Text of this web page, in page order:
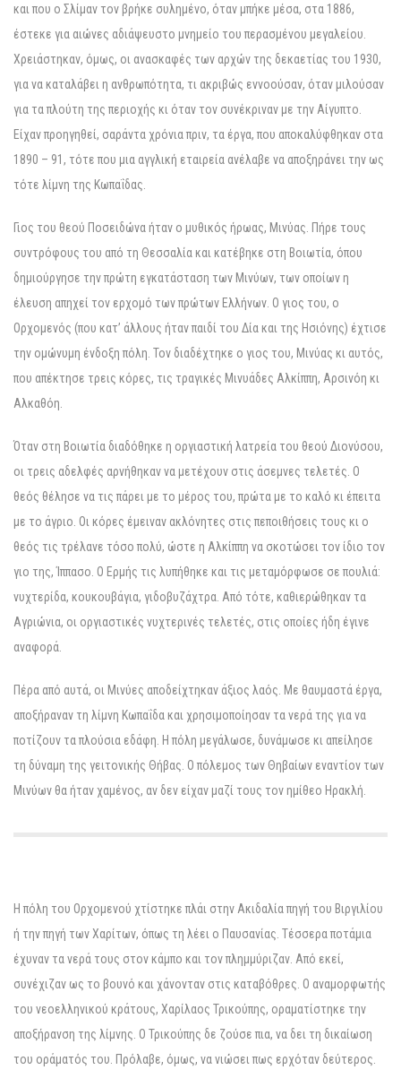
και που ο Σλίμαν τον βρήκε συλημένο, όταν μπήκε μέσα, στα 1886,
έστεκε για αιώνες αδιάψευστο μνημείο του περασμένου μεγαλείου.
Χρειάστηκαν, όμως, οι ανασκαφές των αρχών της δεκαετίας του 1930,
για να καταλάβει η ανθρωπότητα, τι ακριβώς εννοούσαν, όταν μιλούσαν
για τα πλούτη της περιοχής κι όταν τον συνέκριναν με την Αίγυπτο.
Είχαν προηγηθεί, σαράντα χρόνια πριν, τα έργα, που αποκαλύφθηκαν στα
1890 – 91, τότε που μια αγγλική εταιρεία ανέλαβε να αποξηράνει την ως
τότε λίμνη της Κωπαΐδας.
Γιος του θεού Ποσειδώνα ήταν ο μυθικός ήρωας, Μινύας. Πήρε τους
συντρόφους του από τη Θεσσαλία και κατέβηκε στη Βοιωτία, όπου
δημιούργησε την πρώτη εγκατάσταση των Μινύων, των οποίων η
έλευση απηχεί τον ερχομό των πρώτων Ελλήνων. Ο γιος του, ο
Ορχομενός (που κατ’ άλλους ήταν παιδί του Δία και της Ησιόνης) έχτισε
την ομώνυμη ένδοξη πόλη. Τον διαδέχτηκε ο γιος του, Μινύας κι αυτός,
που απέκτησε τρεις κόρες, τις τραγικές Μινυάδες Αλκίππη, Αρσινόη κι
Αλκαθόη.
Όταν στη Βοιωτία διαδόθηκε η οργιαστική λατρεία του θεού Διονύσου,
οι τρεις αδελφές αρνήθηκαν να μετέχουν στις άσεμνες τελετές. Ο
θεός θέλησε να τις πάρει με το μέρος του, πρώτα με το καλό κι έπειτα
με το άγριο. Οι κόρες έμειναν ακλόνητες στις πεποιθήσεις τους κι ο
θεός τις τρέλανε τόσο πολύ, ώστε η Αλκίππη να σκοτώσει τον ίδιο τον
γιο της, Ίππασο. Ο Ερμής τις λυπήθηκε και τις μεταμόρφωσε σε πουλιά:
νυχτερίδα, κουκουβάγια, γιδοβυζάχτρα. Από τότε, καθιερώθηκαν τα
Αγριώνια, οι οργιαστικές νυχτερινές τελετές, στις οποίες ήδη έγινε
αναφορά.
Πέρα από αυτά, οι Μινύες αποδείχτηκαν άξιος λαός. Με θαυμαστά έργα,
αποξήραναν τη λίμνη Κωπαΐδα και χρησιμοποίησαν τα νερά της για να
ποτίζουν τα πλούσια εδάφη. Η πόλη μεγάλωσε, δυνάμωσε κι απείλησε
τη δύναμη της γειτονικής Θήβας. Ο πόλεμος των Θηβαίων εναντίον των
Μινύων θα ήταν χαμένος, αν δεν είχαν μαζί τους τον ημίθεο Ηρακλή.
Η πόλη του Ορχομενού χτίστηκε πλάι στην Ακιδαλία πηγή του Βιργιλίου
ή την πηγή των Χαρίτων, όπως τη λέει ο Παυσανίας. Τέσσερα ποτάμια
έχυναν τα νερά τους στον κάμπο και τον πλημμύριζαν. Από εκεί,
συνέχιζαν ως το βουνό και χάνονταν στις καταβόθρες. Ο αναμορφωτής
του νεοελληνικού κράτους, Χαρίλαος Τρικούπης, οραματίστηκε την
αποξήρανση της λίμνης. Ο Τρικούπης δε ζούσε πια, να δει τη δικαίωση
του οράματός του. Πρόλαβε, όμως, να νιώσει πως ερχόταν δεύτερος.